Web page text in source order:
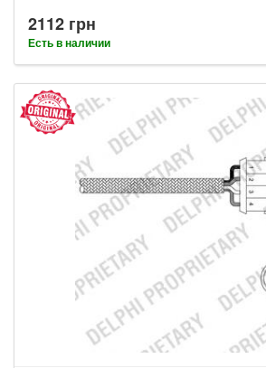
2112 грн
Есть в наличии